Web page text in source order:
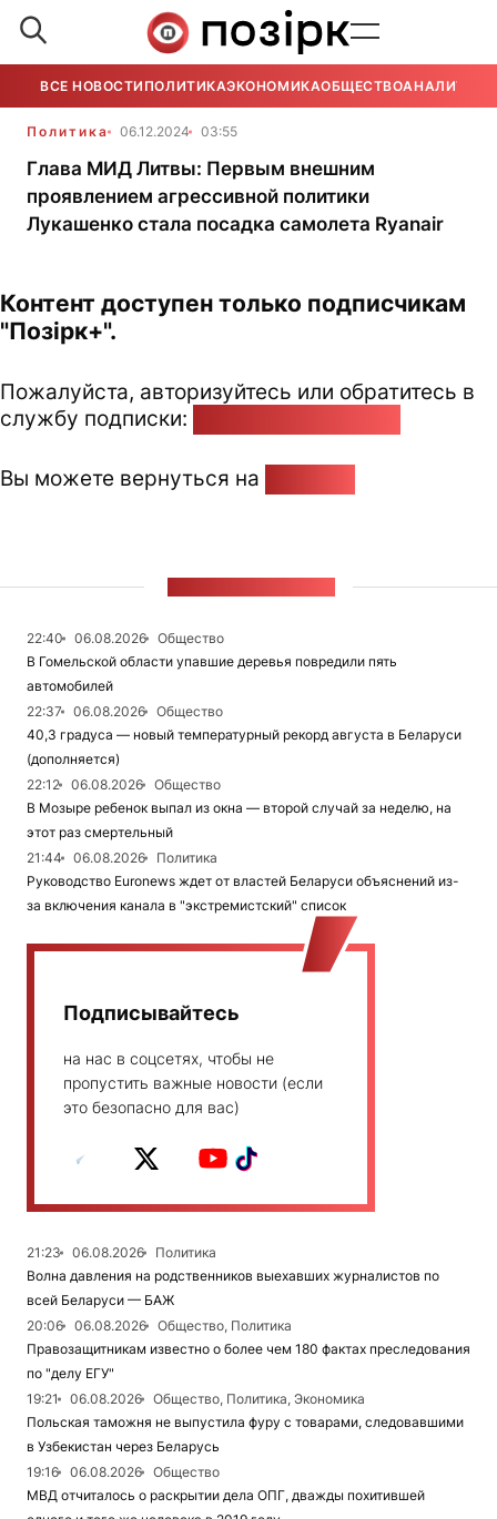
ВСЕ НОВОСТИ ПОЛИТИКАЭКОНОМИКАОБЩЕСТВОАНАЛИТИКА
Политика 06.12.2024 03:55
Глава МИД Литвы: Первым внешним
проявлением агрессивной политики
Лукашенко стала посадка самолета Ryanair
Контент доступен только подписчикам
"Позірк+".
Пожалуйста, авторизуйтесь или обратитесь в
службу подписки:
Вы можете вернуться на
22:40 06.08.2026
Общество
В Гомельской области упавшие деревья повредили пять
автомобилей
22:37
06.08.2026
Общество
40,3 градуса — новый температурный рекорд августа в Беларуси
(дополняется)
22:12
06.08.2026
Общество
В Мозыре ребенок выпал из окна — второй случай за неделю, на
этот раз смертельный
21:44
06.08.2026
Политика
Руководство Euronews ждет от властей Беларуси объяснений из-
за включения канала в "экстремистский" список
Подписывайтесь
на нас в соцсетях, чтобы не
пропустить важные новости (если
это безопасно для вас)
21:23 06.08.2026
Политика
Волна давления на родственников выехавших журналистов по
всей Беларуси — БАЖ
20:06
06.08.2026
Общество, Политика
Правозащитникам известно о более чем 180 фактах преследования
по "делу ЕГУ"
19:21
06.08.2026
Общество, Политика, Экономика
Польская таможня не выпустила фуру с товарами, следовавшими
в Узбекистан через Беларусь
19:16
06.08.2026
Общество
МВД отчиталось о раскрытии дела ОПГ, дважды похитившей